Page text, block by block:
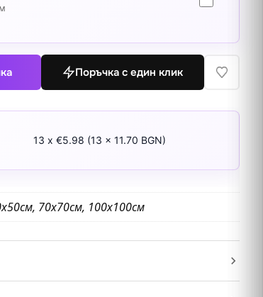
Поръчка с един клик
13 x €5.98 (13 x 11.70 BGN)
70х70см, 100х100см